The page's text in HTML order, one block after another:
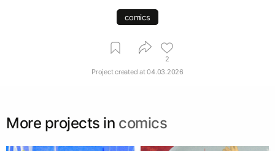
comics
2
Project created at04.03.2026
More projects in comics